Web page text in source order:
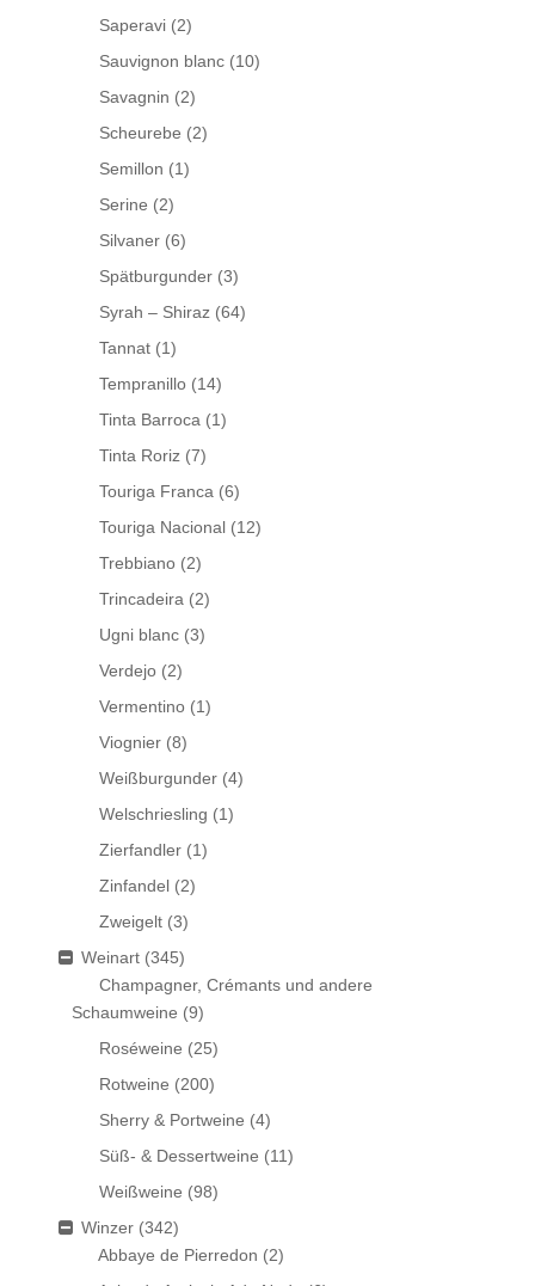
Saperavi (2)
Sauvignon blanc (10)
Savagnin (2)
Scheurebe (2)
Semillon (1)
Serine (2)
Silvaner (6)
Spätburgunder (3)
Syrah – Shiraz (64)
Tannat (1)
Tempranillo (14)
Tinta Barroca (1)
Tinta Roriz (7)
Touriga Franca (6)
Touriga Nacional (12)
Trebbiano (2)
Trincadeira (2)
Ugni blanc (3)
Verdejo (2)
Vermentino (1)
Viognier (8)
Weißburgunder (4)
Welschriesling (1)
Zierfandler (1)
Zinfandel (2)
Zweigelt (3)
Weinart (345)
Champagner, Crémants und andere
Schaumweine (9)
Roséweine (25)
Rotweine (200)
Sherry & Portweine (4)
Süß- & Dessertweine (11)
Weißweine (98)
Winzer (342)
Abbaye de Pierredon (2)